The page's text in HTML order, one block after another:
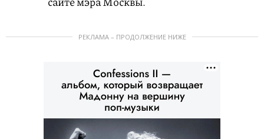
РЕКЛАМА – ПРОДОЛЖЕНИЕ НИЖЕ